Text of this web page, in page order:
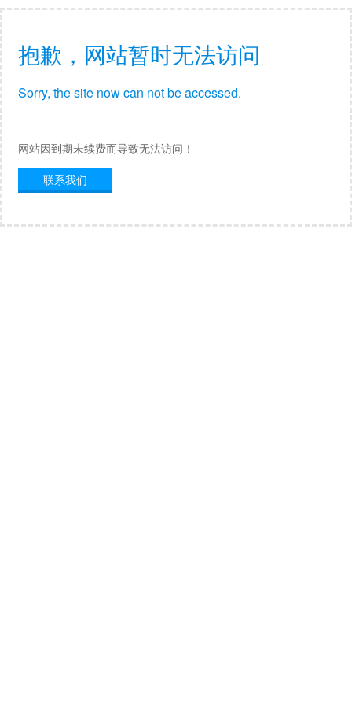
抱歉，网站暂时无法访问
Sorry, the site now can not be accessed.
网站因到期未续费而导致无法访问！
联系我们